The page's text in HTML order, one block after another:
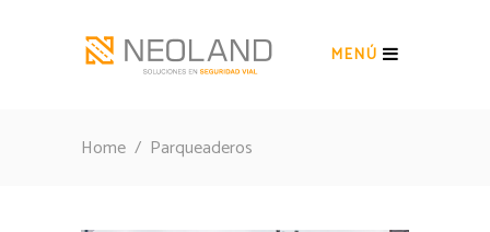
MENÚ
Home / Parqueaderos